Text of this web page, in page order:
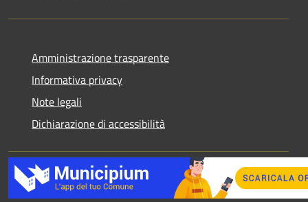
Amministrazione trasparente
Informativa privacy
Note legali
Dichiarazione di accessibilità